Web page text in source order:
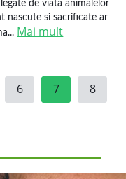
de viata animalelor
nascute si sacrificate ar
Mai mult
6 7 8